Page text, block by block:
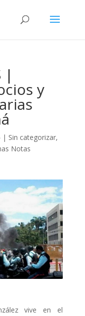
|
y
| Sin categorizar,
Notas
vive en el